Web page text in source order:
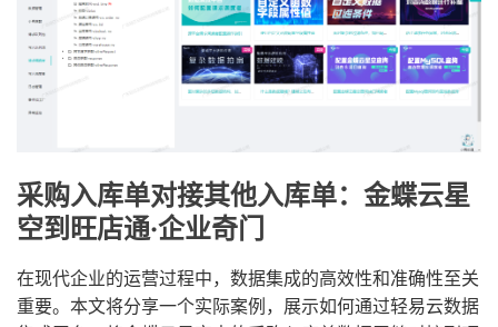
采购入库单对接其他入库单：金蝶云星
空到旺店通·企业奇门
在现代企业的运营过程中，数据集成的高效性和准确性至关
重要。本文将分享一个实际案例，展示如何通过轻易云数据